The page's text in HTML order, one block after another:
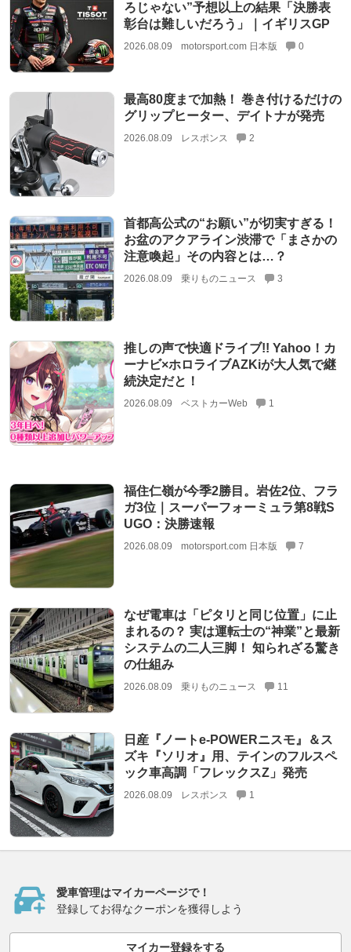
ろじゃない”予想以上の結果「決勝表
彰台は難しいだろう」｜イギリスGP
2026.08.09 motorsport.com 日本版 0
最高80度まで加熱！ 巻き付けるだけの
グリップヒーター、デイトナが発売
2026.08.09 レスポンス 2
首都高公式の“お願い”が切実すぎる！
お盆のアクアライン渋滞で「まさかの
注意喚起」その内容とは…？
2026.08.09 乗りものニュース 3
推しの声で快適ドライブ!! Yahoo！カ
ーナビ×ホロライブAZKiが大人気で継
続決定だと！
2026.08.09 ベストカーWeb 1
福住仁嶺が今季2勝目。岩佐2位、フラ
ガ3位｜スーパーフォーミュラ第8戦S
UGO：決勝速報
2026.08.09 motorsport.com 日本版 7
なぜ電車は「ピタリと同じ位置」に止
まれるの？ 実は運転士の“神業”と最新
システムの二人三脚！ 知られざる驚き
の仕組み
2026.08.09 乗りものニュース 11
日産『ノートe-POWERニスモ』＆ス
ズキ『ソリオ』用、テインのフルスペ
ック車高調「フレックスZ」発売
2026.08.09 レスポンス 1
愛車管理はマイカーページで！
登録してお得なクーポンを獲得しよう
マイカー登録をする